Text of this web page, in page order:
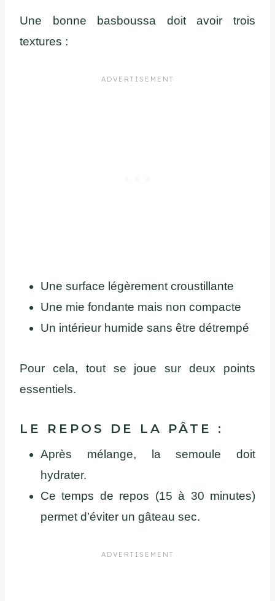
Une bonne basboussa doit avoir trois
textures :
Une surface légèrement croustillante
Une mie fondante mais non compacte
Un intérieur humide sans être détrempé
Pour cela, tout se joue sur deux points
essentiels.
LE REPOS DE LA PÂTE :
Après mélange, la semoule doit
hydrater.
Ce temps de repos (15 à 30 minutes)
permet d’éviter un gâteau sec.